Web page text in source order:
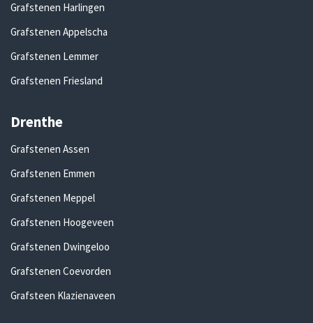
Grafstenen Harlingen
Grafstenen Appelscha
Grafstenen Lemmer
Grafstenen Friesland
Drenthe
Grafstenen Assen
Grafstenen Emmen
Grafstenen Meppel
Grafstenen Hoogeveen
Grafstenen Dwingeloo
Grafstenen Coevorden
Grafsteen Klazienaveen